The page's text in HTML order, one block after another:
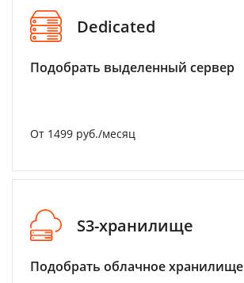
Dedicated
Подобрать выделенный сервер
От 1499 руб./месяц
S3-хранилище
Подобрать облачное хранилище